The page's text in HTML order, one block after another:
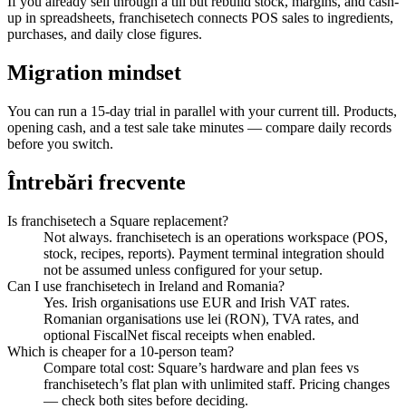
up in spreadsheets, franchisetech connects POS sales to ingredients,
purchases, and daily close figures.
Migration mindset
You can run a 15-day trial in parallel with your current till. Products,
opening cash, and a test sale take minutes — compare daily records
before you switch.
Întrebări frecvente
Is franchisetech a Square replacement?
Not always. franchisetech is an operations workspace (POS,
stock, recipes, reports). Payment terminal integration should
not be assumed unless configured for your setup.
Can I use franchisetech in Ireland and Romania?
Yes. Irish organisations use EUR and Irish VAT rates.
Romanian organisations use lei (RON), TVA rates, and
optional FiscalNet fiscal receipts when enabled.
Which is cheaper for a 10-person team?
Compare total cost: Square’s hardware and plan fees vs
franchisetech’s flat plan with unlimited staff. Pricing changes
— check both sites before deciding.